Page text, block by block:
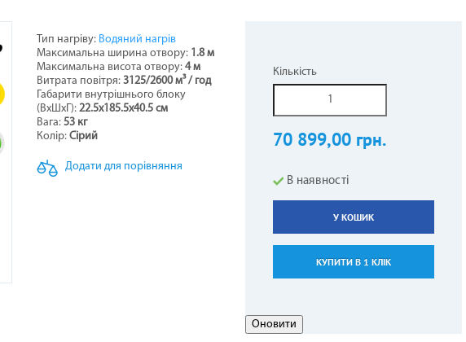
НАПОЛЬНО-СТЕЛЬОВІ
ЖАРОТРУБНІ
ДО БОЙЛЕРІВ -
ВОДОНАГРІВАЧІВ
ЗАВІСИ
Тип нагріву: Водяний нагрів
Максимальна ширина отвору: 1.8 м
Максимальна висота отвору: 4 м
Витрата повітря: 3125/2600м³ / год
Габарити внутрішнього блоку
(ВхШхГ): 22.5х185.5х40.5 см
Вага: 53 кг
Колір: Сірий
Додати для порівняння
Кількість
70 899,00 грн.
В наявності
У КОШИК
КУПИТИ В 1 КЛІК